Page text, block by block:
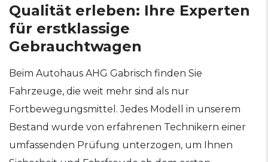
Qualität erleben: Ihre Experten
für erstklassige
Gebrauchtwagen
Beim Autohaus AHG Gabrisch finden Sie
Fahrzeuge, die weit mehr sind als nur
Fortbewegungsmittel. Jedes Modell in unserem
Bestand wurde von erfahrenen Technikern einer
umfassenden Prüfung unterzogen, um Ihnen